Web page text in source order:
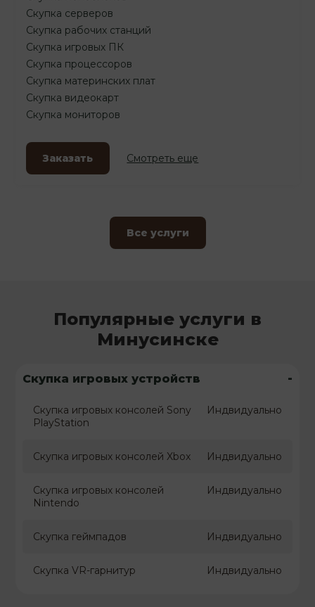
Скупка серверов
Скупка рабочих станций
Скупка игровых ПК
Скупка процессоров
Скупка материнских плат
Скупка видеокарт
Скупка мониторов
Заказать Смотреть еще
Все услуги
Популярные услуги в
Минусинске
Скупка игровых устройств -
Скупка игровых консолей Sony
PlayStation
Индвидуально
Скупка игровых консолей Xbox Индвидуально
Скупка игровых консолей
Nintendo
Индвидуально
Скупка геймпадов Индвидуально
Скупка VR-гарнитур Индвидуально